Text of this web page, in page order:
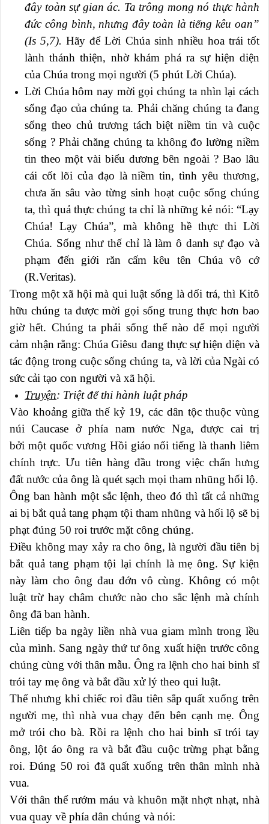
đây toàn sự gian ác. Ta trông mong nó thực hành
đức công bình, nhưng đây toàn là tiếng kêu oan”
(Is 5,7). Hãy để Lời Chúa sinh nhiều hoa trái tốt
lành thánh thiện, nhờ khám phá ra sự hiện diện
của Chúa trong mọi người (5 phút Lời Chúa).
Lời Chúa hôm nay mời gọi chúng ta nhìn lại cách
sống đạo của chúng ta. Phải chăng chúng ta đang
sống theo chủ trương tách biệt niềm tin và cuộc
sống ? Phải chăng chúng ta không đo lường niềm
tin theo một vài biểu dương bên ngoài ? Bao lâu
cái cốt lõi của đạo là niềm tin, tình yêu thương,
chưa ăn sâu vào từng sinh hoạt cuộc sống chúng
ta, thì quả thực chúng ta chỉ là những kẻ nói: “Lạy
Chúa! Lạy Chúa”, mà không hề thực thi Lời
Chúa. Sống như thế chỉ là làm ô danh sự đạo và
phạm đến giới răn cấm kêu tên Chúa vô cớ
(R.Veritas).
Trong một xã hội mà qui luật sống là dối trá, thì Kitô
hữu chúng ta được mời gọi sống trung thực hơn bao
giờ hết. Chúng ta phải sống thế nào để mọi người
cảm nhận rằng: Chúa Giêsu đang thực sự hiện diện và
tác động trong cuộc sống chúng ta, và lời của Ngài có
sức cải tạo con người và xã hội.
Truyện: Triệt để thi hành luật pháp
Vào khoảng giữa thế kỷ 19, các dân tộc thuộc vùng
núi Caucase ở phía nam nước Nga, được cai trị
bởi một quốc vương Hồi giáo nổi tiếng là thanh liêm
chính trực. Ưu tiên hàng đầu trong việc chấn hưng
đất nước của ông là quét sạch mọi tham nhũng hối lộ.
Ông ban hành một sắc lệnh, theo đó thì tất cả những
ai bị bắt quả tang phạm tội tham nhũng và hối lộ sẽ bị
phạt đúng 50 roi trước mặt công chúng.
Điều không may xảy ra cho ông, là người đầu tiên bị
bắt quả tang phạm tội lại chính là mẹ ông. Sự kiện
này làm cho ông đau đớn vô cùng. Không có một
luật trừ hay châm chước nào cho sắc lệnh mà chính
ông đã ban hành.
Liên tiếp ba ngày liền nhà vua giam mình trong lều
của mình. Sang ngày thứ tư ông xuất hiện trước công
chúng cùng với thân mẫu. Ông ra lệnh cho hai binh sĩ
trói tay mẹ ông và bắt đầu xử lý theo qui luật.
Thế nhưng khi chiếc roi đầu tiên sắp quất xuống trên
người mẹ, thì nhà vua chạy đến bên cạnh mẹ. Ông
mở trói cho bà. Rồi ra lệnh cho hai binh sĩ trói tay
ông, lột áo ông ra và bắt đầu cuộc trừng phạt bằng
roi. Đúng 50 roi đã quất xuống trên thân mình nhà
vua.
Với thân thể rướm máu và khuôn mặt nhợt nhạt, nhà
vua quay về phía dân chúng và nói: